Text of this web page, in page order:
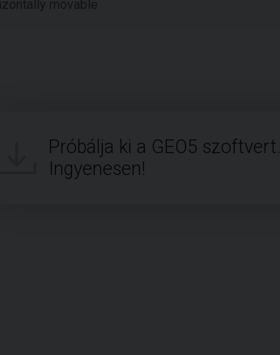
movable
Próbálja ki a GEO5 szoftvert.
Ingyenesen!